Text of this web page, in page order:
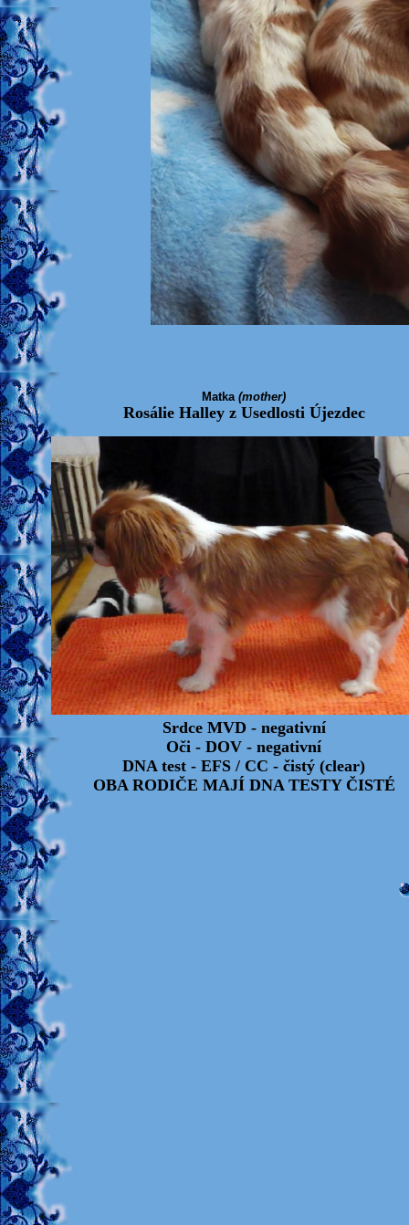
Matka (mother)
Rosálie Halley z Usedlosti Újezdec
Srdce MVD - negativní
Oči - DOV - negativní
DNA test - EFS / CC - čistý (clear)
OBA RODIČE MAJÍ DNA TESTY ČISTÉ